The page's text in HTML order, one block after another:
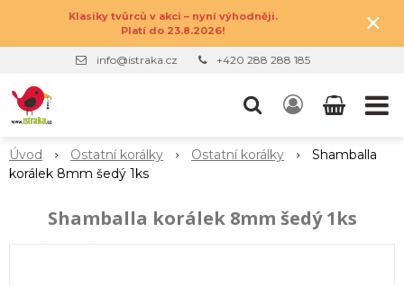
Klasiky tvůrců v akci – nyní výhodněji.
Platí do 23.8.2026!
×
info@istraka.cz +420 288 288 185
Úvod Ostatní korálky Ostatní korálky
Shamballa
korálek 8mm šedý 1ks
Shamballa korálek 8mm šedý 1ks